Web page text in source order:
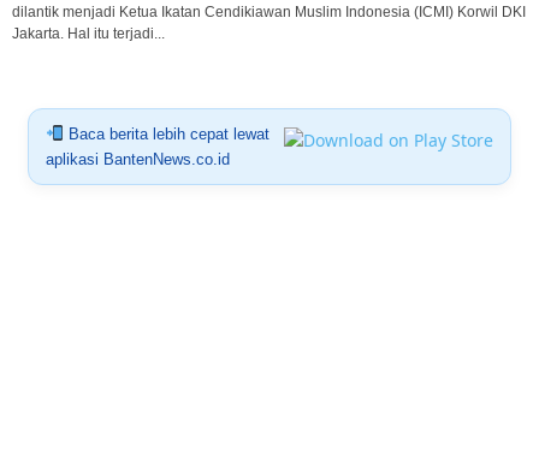
dilantik menjadi Ketua Ikatan Cendikiawan Muslim Indonesia (ICMI) Korwil DKI
Jakarta. Hal itu terjadi...
Baca berita lebih cepat lewat
aplikasi BantenNews.co.id